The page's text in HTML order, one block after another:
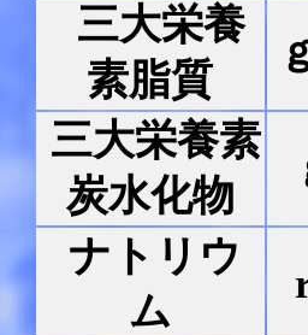
三大栄養
素脂質
ｇ
三大栄養素
炭水化物
ナトリウ
ム